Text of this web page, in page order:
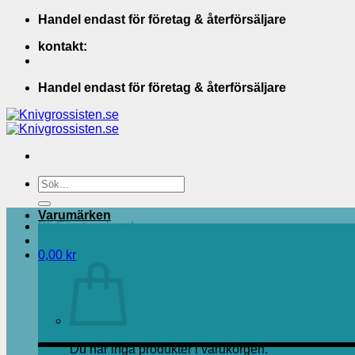
Skip
content
Handel endast för företag & återförsäljare
kontakt:
Handel endast för företag & återförsäljare
Sök
efter:
Bli Företagskund
0,00 kr
Du har inga produkter i varukorgen.
Varumärken